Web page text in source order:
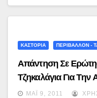
ΚΑΣΤΟΡΙΑ ΠΕΡΙΒΑΛΛΟΝ -
Απάντηση Σε
Τζηκαλάγια Για
Εγκαταστάσεων
ΜΆΙ 9, 2011